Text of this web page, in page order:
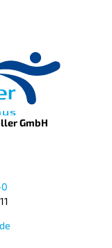
GmbH